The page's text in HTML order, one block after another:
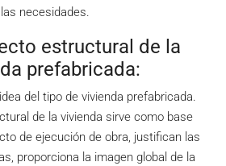
las necesidades.
estructural de la
prefabricada:
del tipo de vivienda prefabricada.
de la vivienda sirve como base
de ejecución de obra, justifican las
proporciona la imagen global de la